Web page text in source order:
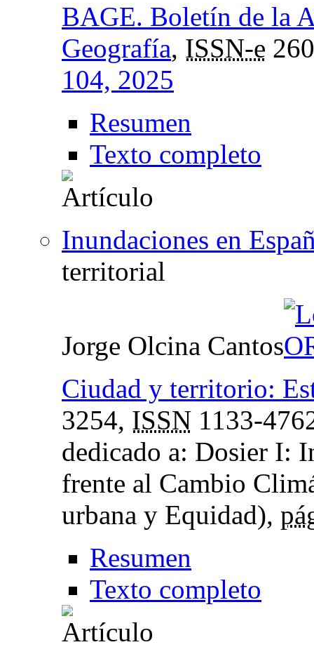
BAGE. Boletín de la
Geografía, ISSN-e
104, 2025
Resumen
Texto completo
Inundaciones en
territorial
Jorge Olcina Cantos
Ciudad y territorio:
3254, ISSN 1133-
dedicado a: Dosier I:
frente al Cambio
urbana y Equidad),
Resumen
Texto completo